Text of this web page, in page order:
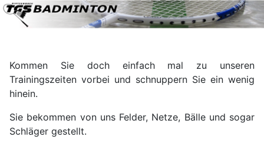
Kommen Sie doch einfach mal zu unseren
Trainingszeiten vorbei und schnuppern Sie ein wenig
hinein.
Sie bekommen von uns Felder, Netze, Bälle und sogar
Schläger gestellt.